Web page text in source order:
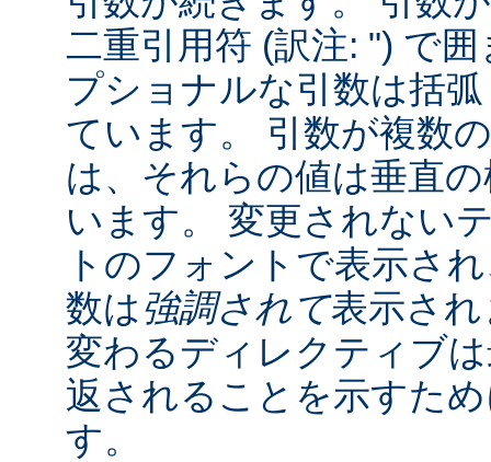
二重引用符 (訳注: ") で
プショナルな引数は括
ています。 引数が複数
は、それらの値は垂直
います。 変更されない
トのフォントで表示さ
数は強調されて表示さ
変わるディレクティブ
返されることを示すた
す。